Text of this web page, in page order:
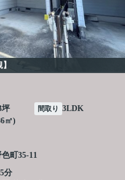
坪
㎡)
間取り 3LDK
町 35-11
分